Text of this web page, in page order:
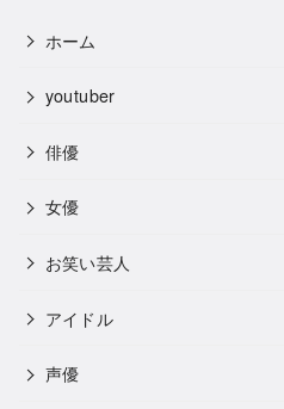
ホーム
youtuber
俳優
女優
お笑い芸人
アイドル
声優